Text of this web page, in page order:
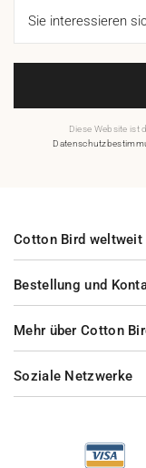
Diese Website ist
Bestellung und
Mehr über Cotton
Cotton Bird weltweit
Soziale Netzwerke